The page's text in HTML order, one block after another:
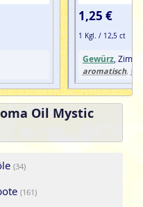
1,25 €
1 Kgl. / 12,5 ct
Gewürz, Zimt
aromatisch,
Oil Mystic
(34)
(161)